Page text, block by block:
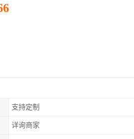
支持定制
详询商家